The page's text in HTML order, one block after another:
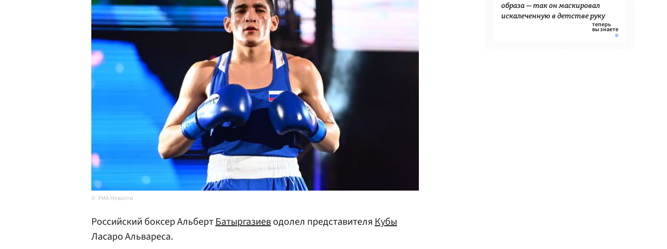
РИА Новости
Российский боксер АльбертБатыргазиеводолел представителяКубы
Ласаро Альвареса.
образа — так он маскировал
искалеченную в детстве руку